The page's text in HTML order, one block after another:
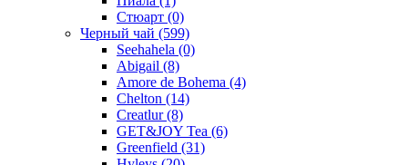
Стюарт (0)
Черный чай (599)
Seehahela (0)
Abigail (8)
Amore de Bohema (4)
Chelton (14)
Creatlur(8)
GET&JOY Tea (6)
Greenfield (31)